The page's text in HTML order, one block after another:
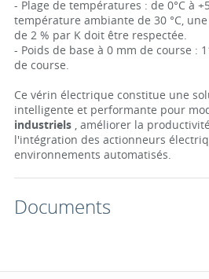
- Plage de températures : de 0°C à
température ambiante de 30 °C,
de 2 % par K doit être respectée.
- Poids de base à 0 mm de course :
de course.
Ce vérin électrique constitue une
intelligente et performante pour
industriels, améliorer la
l'intégration des actionneurs
environnements automatisés.
Documents